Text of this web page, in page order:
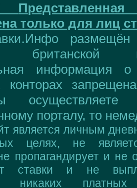
только для лиц
размещён
британской
информация
конторах
порталу, то
является личным
целях, не
пропагандирует и не
ставки и не
никаких